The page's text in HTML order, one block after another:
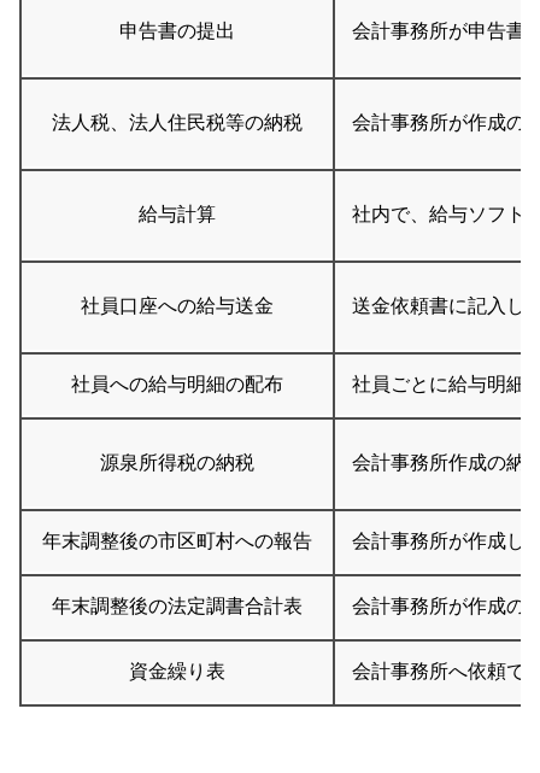
申告書の提出 会計事務所が申告書
法人税、法人住民税等の納税 会計事務所が作成の
給与計算 社内で、給与ソフト
社員口座への給与送金 送金依頼書に記入し
社員への給与明細の配布 社員ごとに給与明細
源泉所得税の納税 会計事務所作成の納
年末調整後の市区町村への報告 会計事務所が作成し
年末調整後の法定調書合計表 会計事務所が作成の
資金繰り表 会計事務所へ依頼で